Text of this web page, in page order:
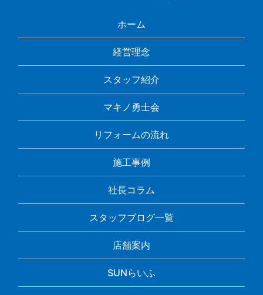
ホーム
経営理念
スタッフ紹介
マキノ勇士会
リフォームの流れ
施工事例
社長コラム
スタッフブログ一覧
店舗案内
SUNらいふ